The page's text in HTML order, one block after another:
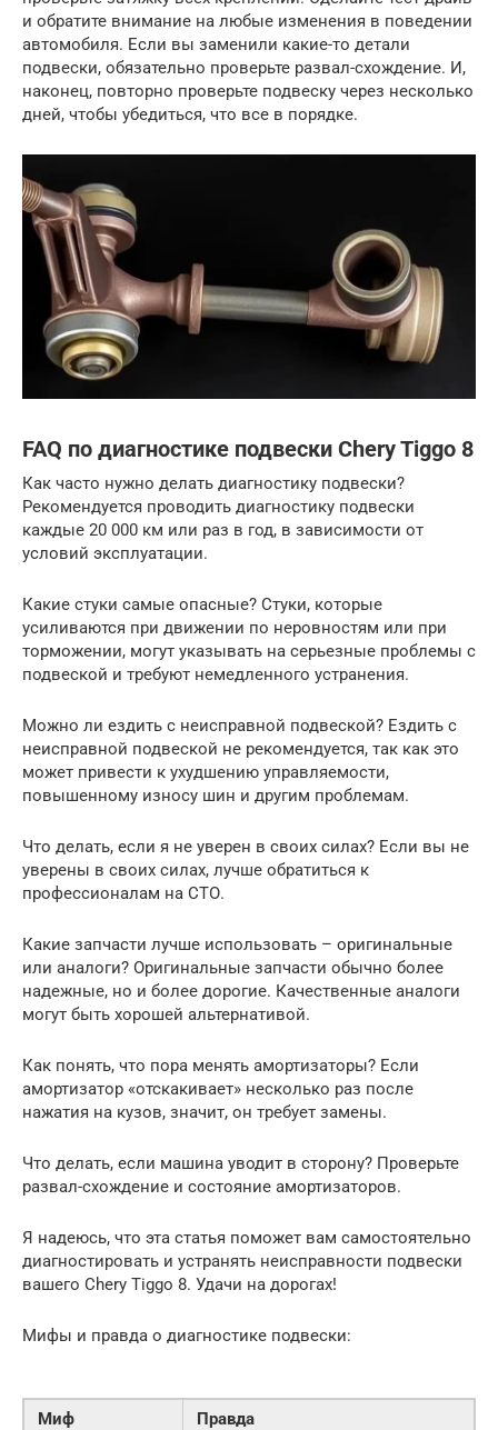
и обратите внимание на любые изменения в поведении
автомобиля. Если вы заменили какие-то детали
подвески, обязательно проверьте развал-схождение. И,
наконец, повторно проверьте подвеску через несколько
дней, чтобы убедиться, что все в порядке.
FAQ по диагностике подвески Chery Tiggo 8
Как часто нужно делать диагностику подвески?
Рекомендуется проводить диагностику подвески
каждые 20 000 км или раз в год, в зависимости от
условий эксплуатации.
Какие стуки самые опасные? Стуки, которые
усиливаются при движении по неровностям или при
торможении, могут указывать на серьезные проблемы с
подвеской и требуют немедленного устранения.
Можно ли ездить с неисправной подвеской? Ездить с
неисправной подвеской не рекомендуется, так как это
может привести к ухудшению управляемости,
повышенному износу шин и другим проблемам.
Что делать, если я не уверен в своих силах? Если вы не
уверены в своих силах, лучше обратиться к
профессионалам на СТО.
Какие запчасти лучше использовать – оригинальные
или аналоги? Оригинальные запчасти обычно более
надежные, но и более дорогие. Качественные аналоги
могут быть хорошей альтернативой.
Как понять, что пора менять амортизаторы? Если
амортизатор «отскакивает» несколько раз после
нажатия на кузов, значит, он требует замены.
Что делать, если машина уводит в сторону? Проверьте
развал-схождение и состояние амортизаторов.
Я надеюсь, что эта статья поможет вам самостоятельно
диагностировать и устранять неисправности подвески
вашего Chery Tiggo 8. Удачи на дорогах!
Мифы и правда о диагностике подвески:
Миф Правда